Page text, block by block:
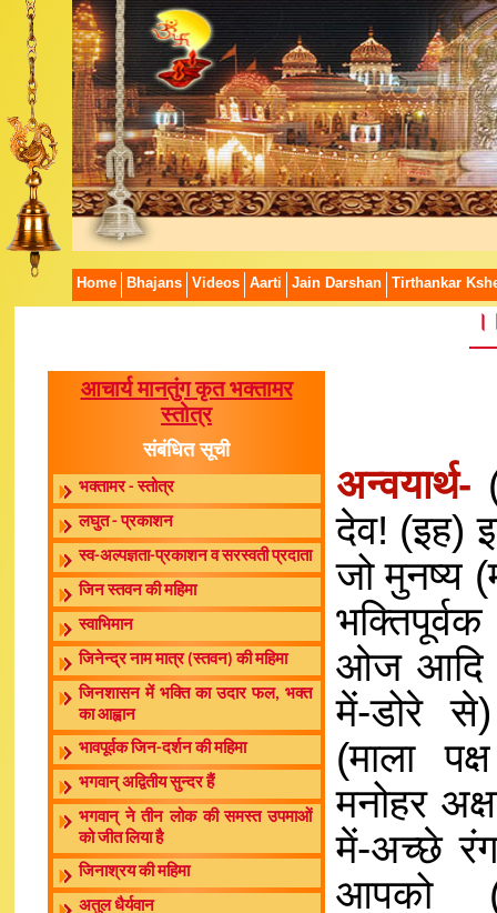
Home Bhajans Videos Aarti Jain Darshan Tirthankar
आचार्य मानतुंग कृत भक्तामर
स्तोत्र
संबंधित सूची
भक्तामर - स्तोत्र
लघुत - प्रकाशन
स्व-अल्पज्ञता-प्रकाशन व सरस्वती प्रदाता
जिन स्तवन की महिमा
स्वाभिमान
जिनेन्द्र नाम मात्र (स्तवन) की महिमा
जिनशासन में भक्ति का उदार फल, भक्त
का आह्वान
भावपूर्वक जिन-दर्शन की महिमा
भगवान् अद्वितीय सुन्दर हैं
भगवान् ने तीन लोक की समस्त उपमाओं
को जीत लिया है
जिनाश्रय की महिमा
अतुल धैर्यवान
अन्वयार्थ-
देव! (इह)
जो मुनष्य
ओज आदि
में-डोरे से)
(माला
मनोहर
में-अच्छे
आपको